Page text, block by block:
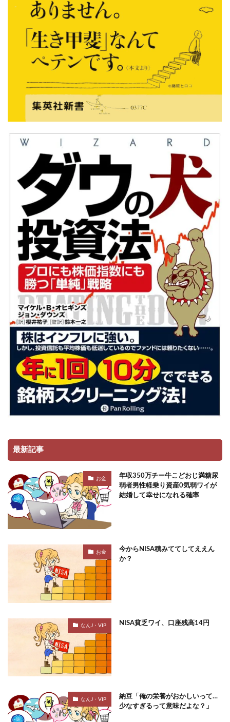
最新記事
お金
年収350万チー牛こどおじ満糖尿
弱者男性軽乗り資産0気弱ワイが
結婚して幸せになれる確率
お金
今からNISA積みててしてええん
か？
なんJ・VIP NISA貧乏ワイ、口座残高14円
なんJ・VIP
納豆「俺の栄養がおかしいって…
少なすぎるって意味だよな？」